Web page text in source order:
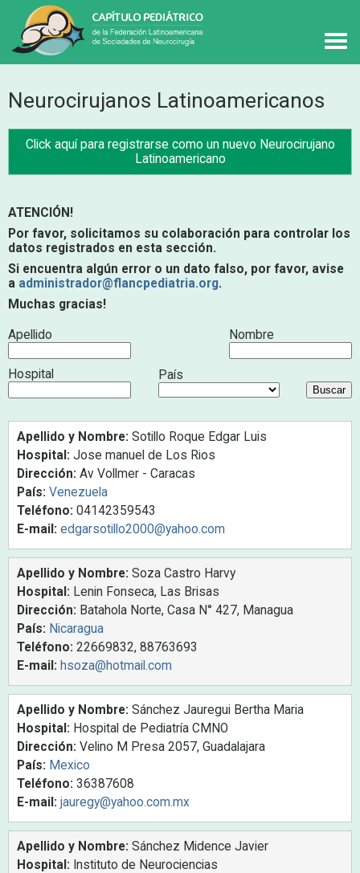
Neurocirujanos Latinoamericanos
Click aquí para registrarse como un nuevo Neurocirujano
Latinoamericano
ATENCIÓN!
Por favor, solicitamos su colaboración para controlar los
datos registrados en esta sección.
Si encuentra algún error o un dato falso, por favor, avise
a administrador@flancpediatria.org.
Muchas gracias!
Apellido Nombre
Hospital País
Apellido y Nombre: Sotillo Roque Edgar Luis
Hospital: Jose manuel de Los Rios
Dirección: Av Vollmer - Caracas
País: Venezuela
Teléfono: 04142359543
E-mail: edgarsotillo2000@yahoo.com
Apellido y Nombre: Soza Castro Harvy
Hospital: Lenin Fonseca, Las Brisas
Dirección: Batahola Norte, Casa N° 427, Managua
País: Nicaragua
Teléfono: 22669832, 88763693
E-mail: hsoza@hotmail.com
Apellido y Nombre: Sánchez Jauregui Bertha Maria
Hospital: Hospital de Pediatría CMNO
Dirección: Velino M Presa 2057, Guadalajara
País: Mexico
Teléfono: 36387608
E-mail: jauregy@yahoo.com.mx
Apellido y Nombre: Sánchez Midence Javier
Hospital: Instituto de Neurociencias